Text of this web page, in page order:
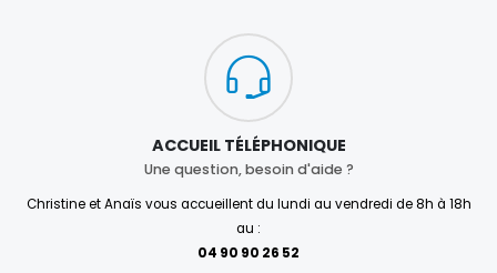
ACCUEIL TÉLÉPHONIQUE
Une question, besoin d'aide ?
Christine et Anaïs vous accueillent du lundi au vendredi de 8h à 18h
au :
04 90 90 26 52